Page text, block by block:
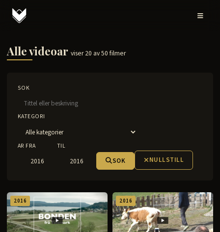
Alle videoar viser 20 av 50 filmer
SOK
KATEGORI
AR FRA TIL
SOK NULLSTILL
2016 2016